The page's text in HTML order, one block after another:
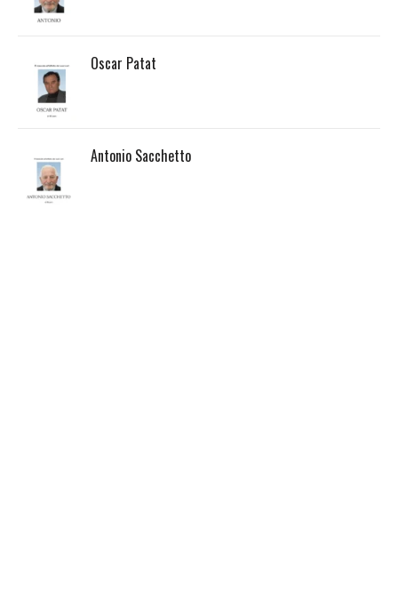
Oscar Patat
Antonio Sacchetto